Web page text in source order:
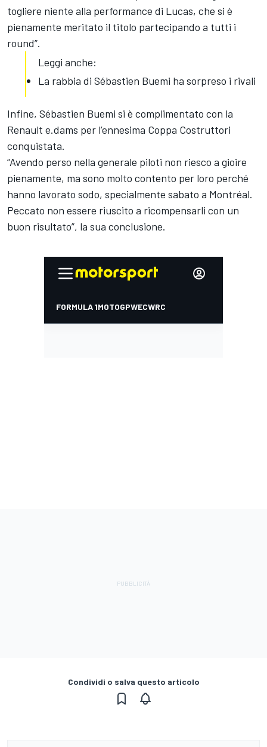
togliere niente alla performance di Lucas, che si è
pienamente meritato il titolo partecipando a tutti i
round”.
Leggi anche:
La rabbia di Sébastien Buemi ha sorpreso i rivali
Infine, Sébastien Buemi si è complimentato con la
Renault e.dams per l’ennesima Coppa Costruttori
conquistata.
“Avendo perso nella generale piloti non riesco a gioire
pienamente, ma sono molto contento per loro perché
hanno lavorato sodo, specialmente sabato a Montréal.
Peccato non essere riuscito a ricompensarli con un
buon risultato”, la sua conclusione.
Condividi o salva questo articolo